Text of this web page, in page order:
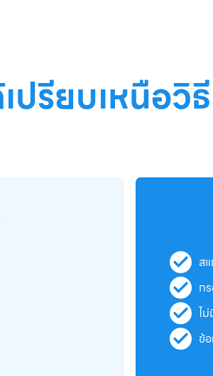
ปรียบเหนือวิ
ส
ก
ไ
ข้